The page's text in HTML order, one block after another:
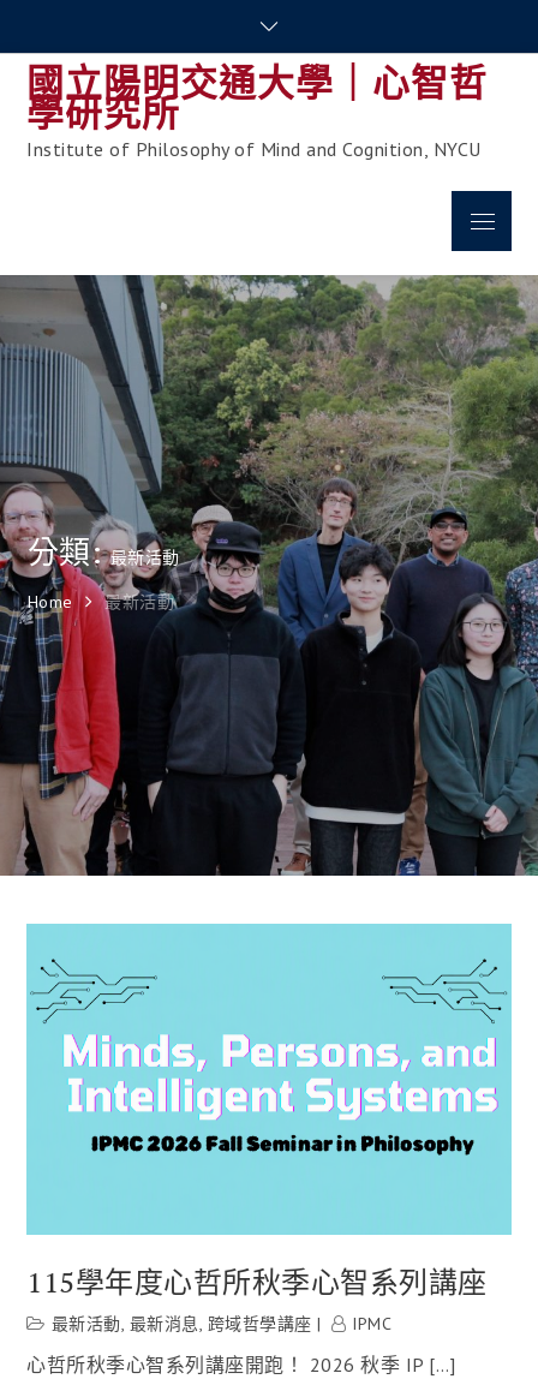
content國立陽明交通大學｜心智哲
學研究所
Institute of Philosophy of Mind and Cognition, NYCU
Menu
分類:最新活動
Home 最新活動
115學年度心哲所秋季心智系列講座
最新活動, 最新消息, 跨域哲學講座 IPMC
心哲所秋季心智系列講座開跑！ 2026 秋季 IP […]